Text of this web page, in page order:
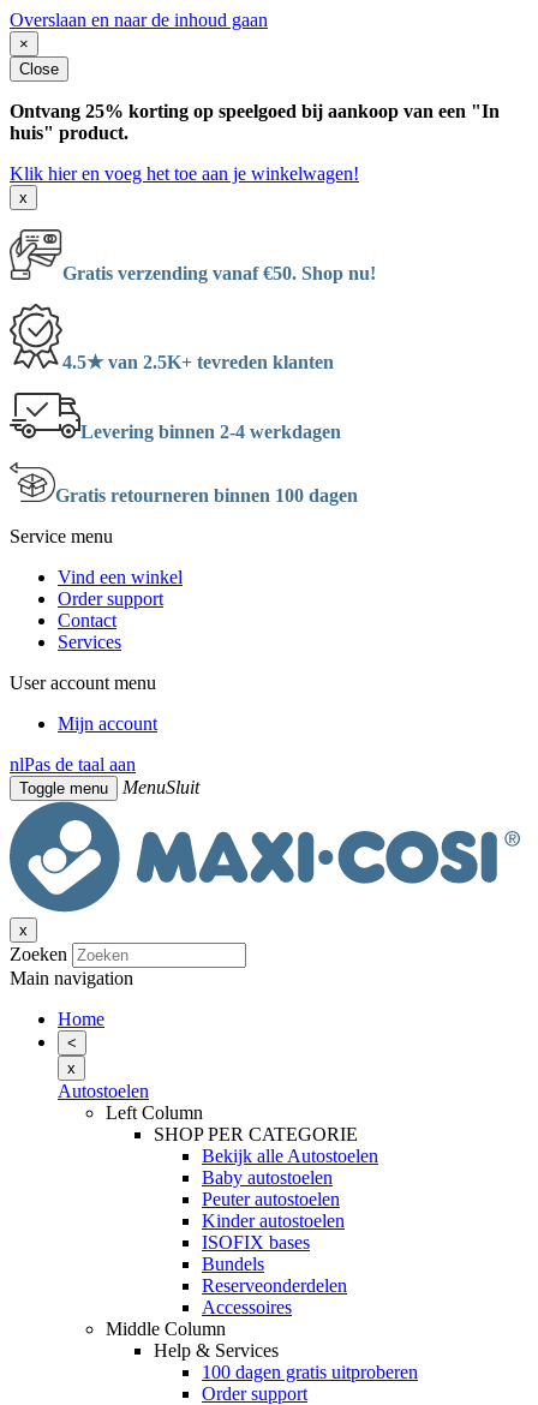
Overslaan en naar de inhoud gaan
×
Close
Ontvang 25% korting op speelgoed bij aankoop van een "In
huis" product.
Klik hier en voeg het toe aan je winkelwagen!
x
Gratis verzending vanaf €50. Shop nu!
4.5★ van 2.5K+ tevreden klanten
Levering binnen 2-4 werkdagen
Gratis retourneren binnen 100 dagen
Service menu
Vind een winkel
Order support
Contact
Services
User account menu
Mijn account
nlPas de taal aan
Toggle menu MenuSluit
x
Zoeken
Main navigation
Home
<
x
Autostoelen
Left Column
SHOP PER CATEGORIE
Bekijk alle Autostoelen
Baby autostoelen
Peuter autostoelen
Kinder autostoelen
ISOFIX bases
Bundels
Reserveonderdelen
Accessoires
Middle Column
Help & Services
100 dagen gratis uitproberen
Order support